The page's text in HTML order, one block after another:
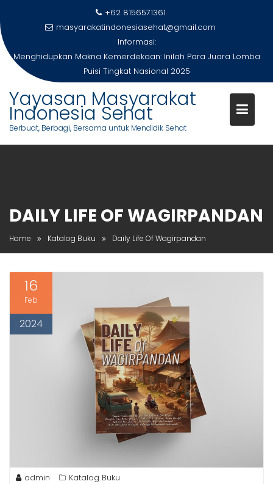
to
content
+62 8156571361
masyarakatindonesiasehat@gmail.com
Informasi:
Menghidupkan Makna Kemerdekaan: Inilah Para Juara Lomba
Puisi Tingkat Nasional 2025
Yayasan Masyarakat
Indonesia Sehat
Berbuat, Berbagi, Bersama untuk Mendidik Sehat
DAILY LIFE OF WAGIRPANDAN
Home Katalog Buku Daily Life Of Wagirpandan
16
Feb
2024
admin Katalog Buku